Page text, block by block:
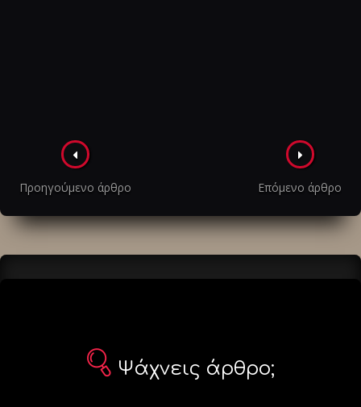
Πλοήγηση
στα
άρθρα
Προηγούμενο άρθρο Επόμενο άρθρο
Ψάχνεις άρθρο;